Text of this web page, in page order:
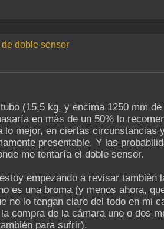
doble sensor
(15,5 kg, y encima 1250 mm
en más de un 50% lo
mejor, en ciertas
presentable. Y las
me tentaría el doble sensor.
empezando a revisar
es una broma (y menos ahora,
no lo tengan claro del todo en mi
compra de la cámara uno o dos
para sufrir).